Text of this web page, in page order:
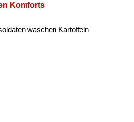
Komforts
waschen Kartoffeln